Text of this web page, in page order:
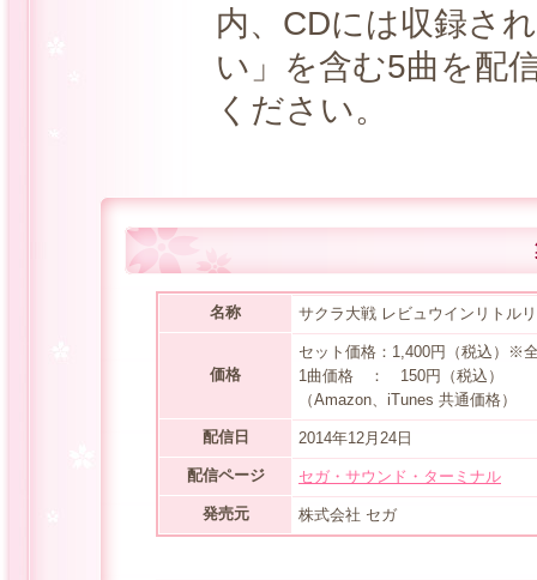
内、CDには収録さ
い」を含む5曲を配
ください。
名称 サクラ大戦 レビュウインリトル
価格
セット価格：1,400円（税込）※
1曲価格 ： 150円（税込）
（Amazon、iTunes 共通価格）
配信日 2014年12月24日
配信ページ セガ・サウンド・ターミナル
発売元 株式会社 セガ